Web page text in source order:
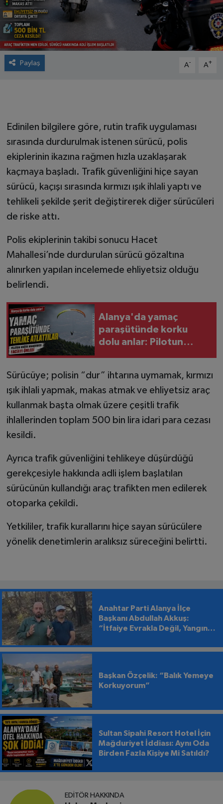
Paylaş A- A+
Edinilen bilgilere göre, rutin trafik uygulaması
sırasında durdurulmak istenen sürücü, polis
ekiplerinin ikazına rağmen hızla uzaklaşarak
kaçmaya başladı. Trafik güvenliğini hiçe sayan
sürücü, kaçışı sırasında kırmızı ışık ihlali yaptı ve
tehlikeli şekilde şerit değiştirerek diğer sürücüleri
de riske attı.
Polis ekiplerinin takibi sonucu Hacet
Mahallesi’nde durdurulan sürücü gözaltına
alınırken yapılan incelemede ehliyetsiz olduğu
belirlendi.
Alanya'da yamaç
paraşütünde korku
dolu anlar: Pilotun
Sürücüye; polisin “dur” ihtarına uymamak, kırmızı
ışık ihlali yapmak, makas atmak ve ehliyetsiz araç
kullanmak başta olmak üzere çeşitli trafik
ihlallerinden toplam 500 bin lira idari para cezası
kesildi.
Ayrıca trafik güvenliğini tehlikeye düşürdüğü
gerekçesiyle hakkında adli işlem başlatılan
sürücünün kullandığı araç trafikten men edilerek
otoparka çekildi.
Yetkililer, trafik kurallarını hiçe sayan sürücülere
yönelik denetimlerin aralıksız süreceğini belirtti.
Anahtar Parti Alanya İlçe
Başkanı Abdullah Akkuş:
“İtfaiye Evrakla Değil, Yangınla
Başkan Özçelik: “Balık Yemeye
Korkuyorum”
Sultan Sipahi Resort Hotel İçin
Mağduriyet İddiası: Aynı Oda
Birden Fazla Kişiye Mi Satıldı?
EDITÖR HAKKINDA